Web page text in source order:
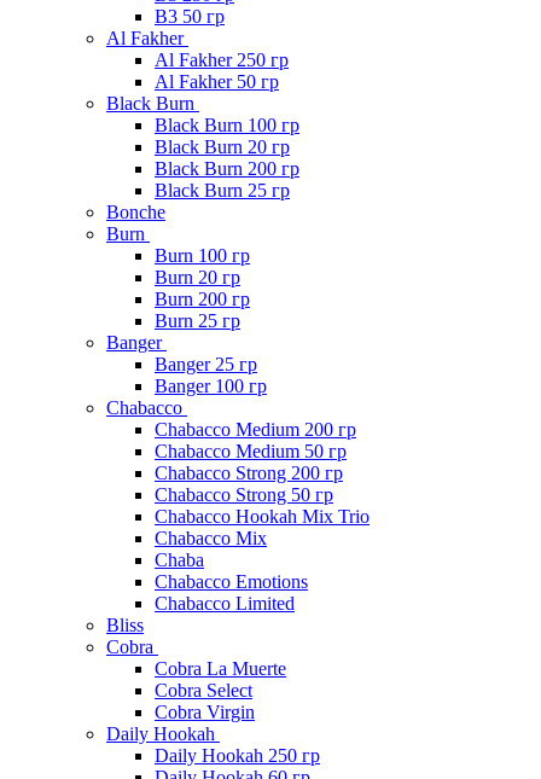
B3 50 гр
Al Fakher
Al Fakher 250 гр
Al Fakher 50 гр
Black Burn
Black Burn 100 гр
Black Burn 20 гр
Black Burn 200 гр
Black Burn 25 гр
Bonche
Burn
Burn 100 гр
Burn 20 гр
Burn 200 гр
Burn 25 гр
Banger
Banger 25 гр
Banger 100 гр
Chabacco
Chabacco Medium 200 гр
Chabacco Medium 50 гр
Chabacco Strong 200 гр
Chabacco Strong 50 гр
Chabacco Hookah Mix Trio
Chabacco Mix
Chaba
Chabacco Emotions
Chabacco Limited
Bliss
Cobra
Cobra La Muerte
Cobra Select
Cobra Virgin
Daily Hookah
Daily Hookah 250 гр